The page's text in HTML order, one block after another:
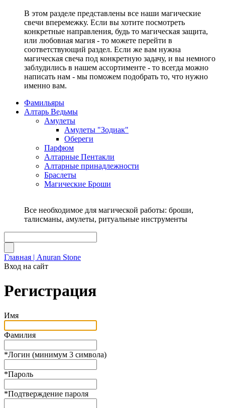
В этом разделе представлены все наши магические
свечи вперемежку. Если вы хотите посмотреть
конкретные направления, будь то магическая защита,
или любовная магия - то можете перейти в
соответствующий раздел. Если же вам нужна
магическая свеча под конкретную задачу, и вы немного
заблудились в нашем ассортименте - то всегда можно
написать нам - мы поможем подобрать то, что нужно
именно вам.
Фамильяры
Алтарь Ведьмы
Амулеты
Амулеты "Зодиак"
Обереги
Парфюм
Алтарные Пентакли
Алтарные принадлежности
Браслеты
Магические Броши
Все необходимое для магической работы: броши,
талисманы, амулеты, ритуальные инструменты
Главная | Anuran Stone
Вход на сайт
Регистрация
Имя
Фамилия
*Логин (минимум 3 символа)
*Пароль
*Подтверждение пароля